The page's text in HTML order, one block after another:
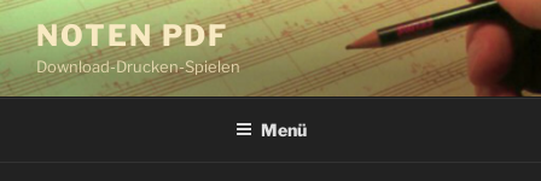
Zum
Inhalt
springen
NOTEN PDF
Download-Drucken-Spielen
Menü